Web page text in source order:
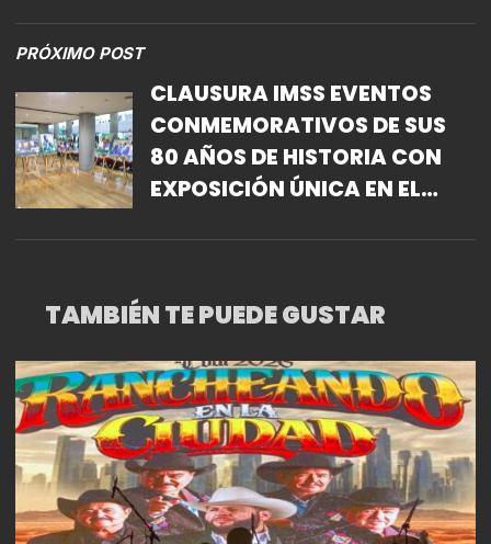
PRÓXIMO POST
CLAUSURA IMSS EVENTOS
CONMEMORATIVOS DE SUS
80 AÑOS DE HISTORIA CON
EXPOSICIÓN ÚNICA EN EL
TAMBIÉN TE PUEDE GUSTAR